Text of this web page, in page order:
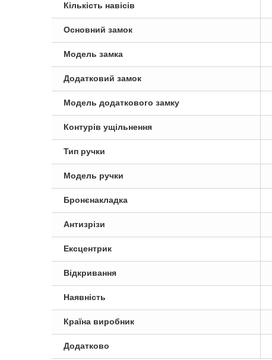
Кількість навісів
Основний замок
Модель замка
Додатковий замок
Модель додаткового замку
Контурів ущільнення
Тип ручки
Модель ручки
Бронєнакладка
Антизрізи
Ексцентрик
Відкривання
Наявність
Країна виробник
Додатково